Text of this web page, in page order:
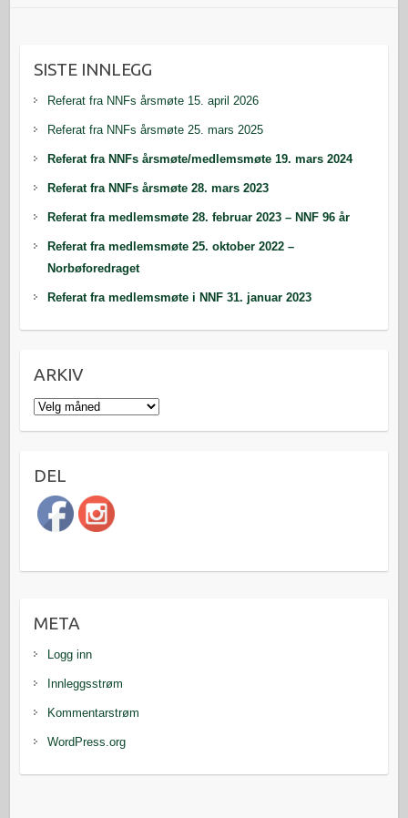
SISTE INNLEGG
Referat fra NNFs årsmøte 15. april 2026
Referat fra NNFs årsmøte 25. mars 2025
Referat fra NNFs årsmøte/medlemsmøte 19. mars 2024
Referat fra NNFs årsmøte 28. mars 2023
Referat fra medlemsmøte 28. februar 2023 – NNF 96 år
Referat fra medlemsmøte 25. oktober 2022 –
Norbøforedraget
Referat fra medlemsmøte i NNF 31. januar 2023
ARKIV
Arkiv
DEL
META
Logg inn
Innleggsstrøm
Kommentarstrøm
WordPress.org